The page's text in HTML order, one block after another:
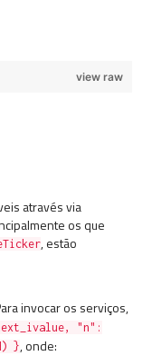
view raw
através via
os que
, estão
invocar os serviços,
"n":
}, onde: